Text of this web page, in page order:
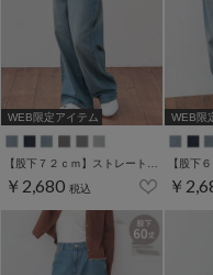
WEB限定アイテム
￥2,680 税込
WEB限
￥